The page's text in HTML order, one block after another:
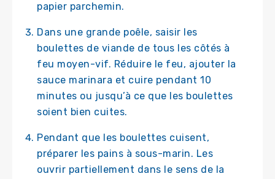
papier parchemin.
Dans une grande poêle, saisir les
boulettes de viande de tous les côtés à
feu moyen-vif. Réduire le feu, ajouter la
sauce marinara et cuire pendant 10
minutes ou jusqu’à ce que les boulettes
soient bien cuites.
Pendant que les boulettes cuisent,
préparer les pains à sous-marin. Les
ouvrir partiellement dans le sens de la